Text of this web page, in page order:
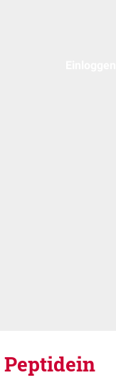
Peptidein